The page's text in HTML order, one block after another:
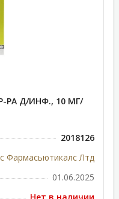
РА Д/ИНФ., 10 МГ/
2018126
Фармасьютикалc Лтд
01.06.2025